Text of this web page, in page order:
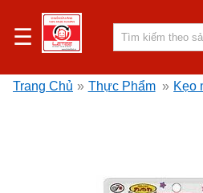
☰
Trang Chủ » Thực Phẩm » Kẹo